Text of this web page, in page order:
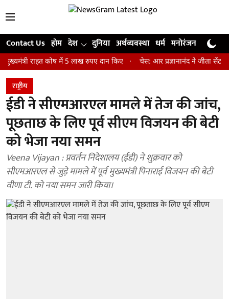
Contact Us होम देश दुनिया अर्थव्यवस्था धर्म मनोरंजन खेल
कोष में 5 लाख रुपए दान किए चेस: आर प्रज्ञानानंद ने जीता सेंट लुइस
राष्ट्रीय
ईडी ने सीएमआरएल मामले में तेज की जांच,
पूछताछ के लिए पूर्व सीएम विजयन की बेटी
को भेजा नया समन
Veena Vijayan : प्रवर्तन निदेशालय (ईडी) ने शुक्रवार को
सीएमआरएल से जुड़े मामले में पूर्व मुख्यमंत्री पिनाराई विजयन की बेटी
वीणा टी. को नया समन जारी किया।